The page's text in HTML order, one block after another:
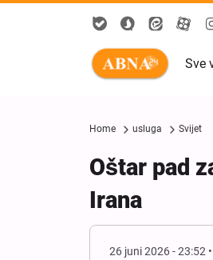
Sve
Home usluga Svijet
Oštar pad
Irana
26 juni 2026 - 23:52